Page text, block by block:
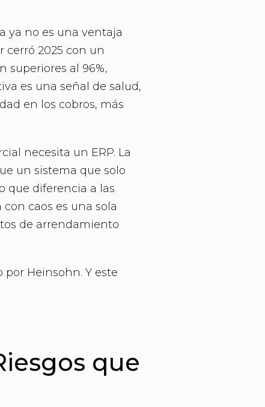
ya no es una ventaja
cerró 2025 con un
superiores al 96%,
es una señal de salud,
en los cobros, más
necesita un ERP. La
un sistema que solo
que diferencia a las
caos es una sola
de arrendamiento
por Heinsohn. Y este
que